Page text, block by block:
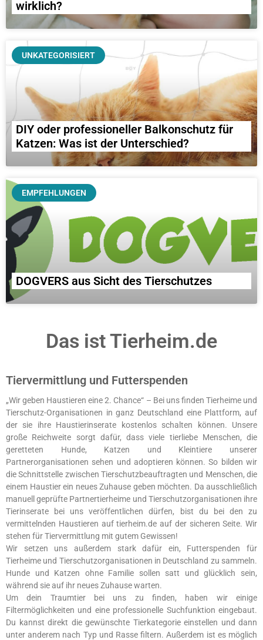
UNKATEGORISIERT
DIY oder professioneller Balkonschutz für
Katzen: Was ist der Unterschied?
wirklich?
EMPFEHLUNGEN
DOGVERS aus Sicht des Tierschutzes
Das ist Tierheim.de
Tiervermittlung und Futterspenden
„Wir geben Haustieren eine 2. Chance“ – Bei uns finden Tierheime und
Tierschutz-Organisationen in ganz Deutschland eine Plattform, auf
der sie ihre Haustierinserate kostenlos schalten können. Unsere
große Reichweite sorgt dafür, dass viele tierliebe Menschen, die
geretteten Hunde, Katzen und Kleintiere unserer
Partnerorganisationen sehen und adoptieren können. So bilden wir
die Schnittstelle zwischen Tierschutzbeauftragten und Menschen, die
einem Haustier ein neues Zuhause geben möchten. Da ausschließlich
manuell geprüfte Partnertierheime und Tierschutzorganisationen ihre
Tierinserate bei uns veröffentlichen dürfen, bist du bei den zu
vermittelnden Haustieren auf tierheim.de auf der sicheren Seite. Wir
stehen für Tiervermittlung mit gutem Gewissen!
Wir setzen uns außerdem stark dafür ein, Futterspenden für
Tierheime und Tierschutzorganisationen in Deutschland zu sammeln.
Hunde und Katzen ohne Familie sollen satt und glücklich sein,
während sie auf ihr neues Zuhause warten.
Um dein Traumtier bei uns zu finden, haben wir einige
Filtermöglichkeiten und eine professionelle Suchfunktion eingebaut.
Du kannst direkt die gewünschte Tierkategorie einstellen und dann
unter anderem nach Typ und Rasse filtern. Außerdem ist es möglich